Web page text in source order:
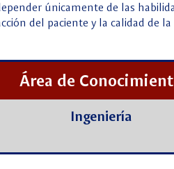
únicamente de las
del paciente y la calidad de
Área de
Ingeniería